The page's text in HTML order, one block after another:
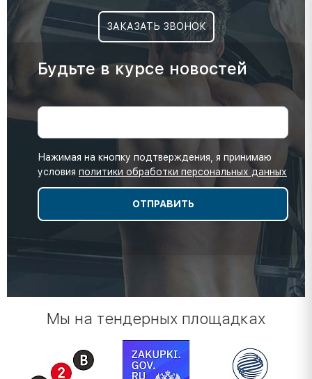
ЗАКАЗАТЬ ЗВОНОК
Будьте в курсе новостей
Нажимая на кнопку подтверждения, я принимаю
условия политики обработки персональных данных
Мы на тендерных площадках